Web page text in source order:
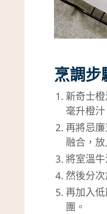
烹調步
新奇士
毫升橙汁
再將忌
融合，
將室溫
然後分
再加入
團。